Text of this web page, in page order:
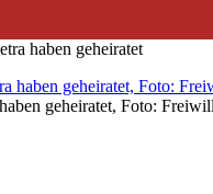
haben geheiratet
geheiratet, Foto: